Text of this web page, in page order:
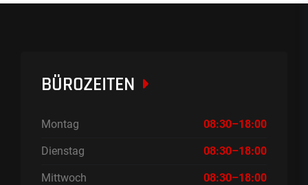
BÜROZEITEN
Montag 08:30–18:00
Dienstag 08:30–18:00
Mittwoch 08:30–18:00